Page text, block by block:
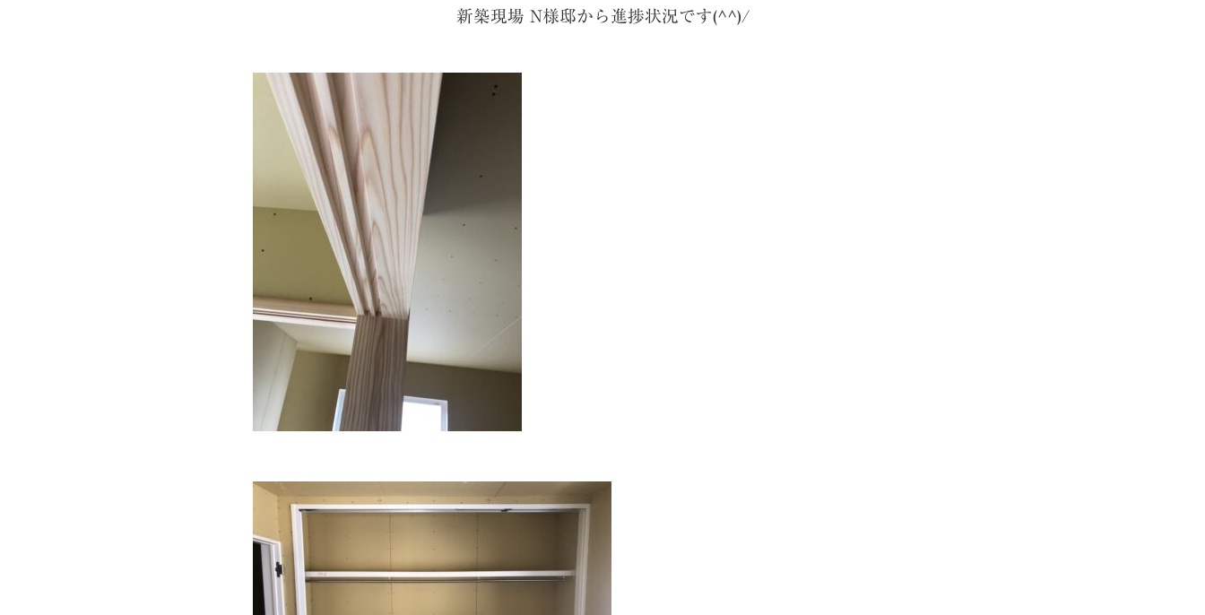
新築現場 N様邸から進捗状況です(^^)/